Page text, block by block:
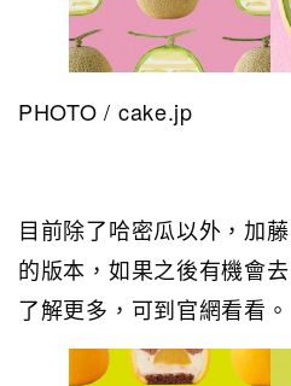
PHOTO / cake.jp
目前除了哈密瓜以外，加
的版本，如果之後有機會
了解更多，可到官網看看。